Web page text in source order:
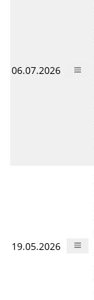
06.07.2026
19.05.2026